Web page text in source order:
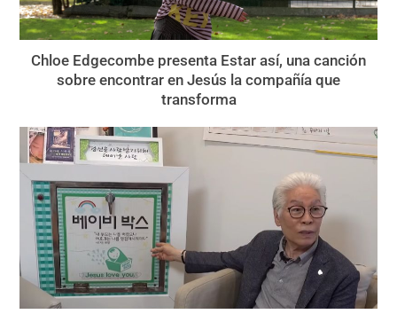
Chloe Edgecombe presenta Estar así, una canción
sobre encontrar en Jesús la compañía que
transforma